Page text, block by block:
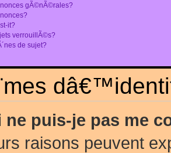
gÃ©nÃ©rales?
it?
verrouillÃ©s?
de sujet?
ne puis-je pas me
raisons peuvent